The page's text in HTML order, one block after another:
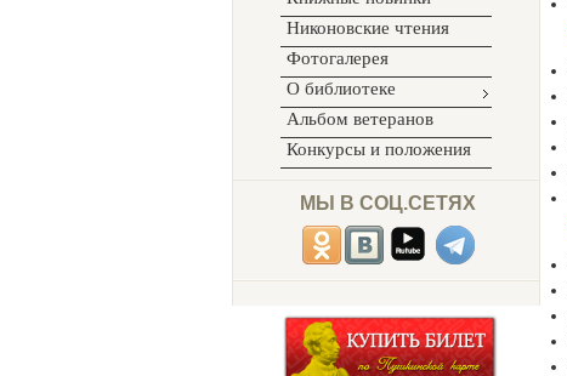
Никоновские чтения
Фотогалерея
О библиотеке
Альбом ветеранов
Конкурсы и положения
МЫ В СОЦ.СЕТЯХ